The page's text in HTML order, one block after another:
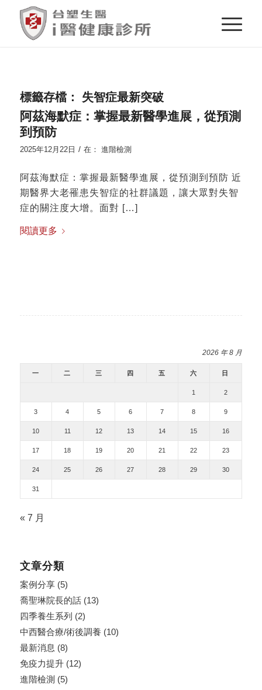
標籤存檔： 失智症最新突破
阿茲海默症：掌握最新醫學進展，從預測
到預防
2025年12月22日 / 在： 進階檢測
阿茲海默症：掌握最新醫學進展，從預測到預防 近
期醫界大老罹患失智症的社群議題，讓大眾對失智
症的關注度大增。面對 […]
閱讀更多
2026 年 8 月
一 二 三 四 五 六 日
1 2
3 4 5 6 7 8 9
10 11 12 13 14 15 16
17 18 19 20 21 22 23
24 25 26 27 28 29 30
31
« 7 月
文章分類
案例分享(5)
喬聖琳院長的話(13)
四季養生系列 (2)
中西醫合療/術後調養 (10)
最新消息 (8)
免疫力提升(12)
進階檢測 (5)